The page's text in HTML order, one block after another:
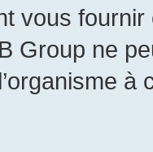
vous
Group ne